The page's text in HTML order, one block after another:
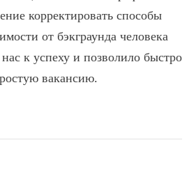
корректировать способы
от бэкграунда человека
к успеху и позволило быстро
вакансию.